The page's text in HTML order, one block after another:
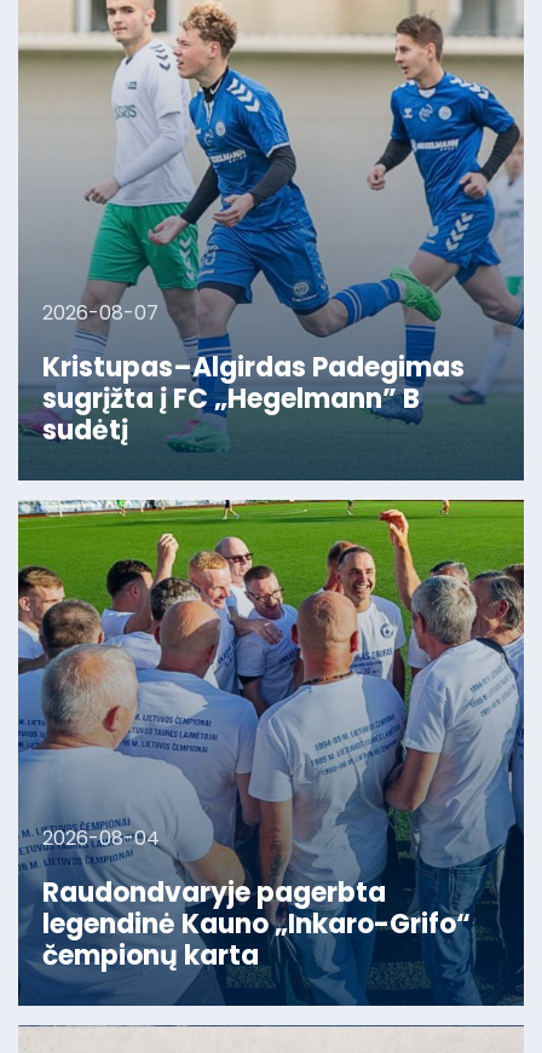
2026-08-07
Kristupas–Algirdas Padegimas
sugrįžta į FC „Hegelmann” B
sudėtį
2026-08-04
Raudondvaryje pagerbta
legendinė Kauno „Inkaro-Grifo“
čempionų karta